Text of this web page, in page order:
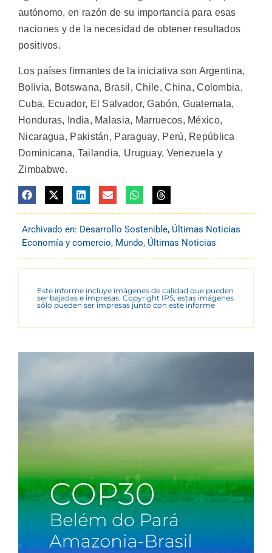
autónomo, en razón de su importancia para esas
naciones y de la necesidad de obtener resultados
positivos.
Los países firmantes de la iniciativa son Argentina,
Bolivia, Botswana, Brasil, Chile, China, Colombia,
Cuba, Ecuador, El Salvador, Gabón, Guatemala,
Honduras, India, Malasia, Marruecos, México,
Nicaragua, Pakistán, Paraguay, Perú, República
Dominicana, Tailandia, Uruguay, Venezuela y
Zimbabwe.
Archivado en: Desarrollo Sostenible, Últimas Noticias
Economía y comercio, Mundo, Últimas Noticias
Este informe incluye imágenes de calidad que pueden
ser bajadas e impresas. Copyright IPS, estas imágenes
sólo pueden ser impresas junto con este informe